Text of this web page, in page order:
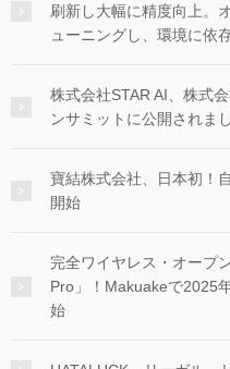
刷新し大幅に精度向上。
ューニングし、環境に依
株式会社STAR AI、株式
ンサミットに公開されま
寶結株式会社、日本初！
開始
完全ワイヤレス・オープ
Pro」！Makuakeで2025
始